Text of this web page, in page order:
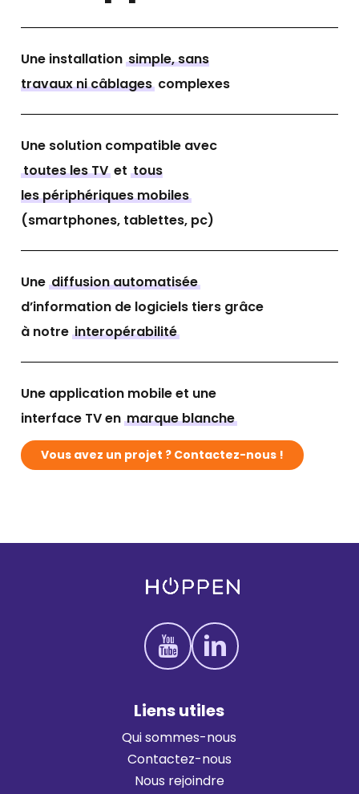
Une installation simple, sans
travaux ni câblagescomplexes​
Une solution compatible avec
toutes les TVet tous
les périphériques mobiles
(smartphones, tablettes, pc)
Une diffusion automatisée
d’information de logiciels tiersgrâce
à notre interopérabilité​
Une application mobile et une
interface TV en marque blanche​
Vous avez un projet ? Contactez-nous !
Liensutiles
Qui sommes-nous
Contactez-nous
Nous rejoindre